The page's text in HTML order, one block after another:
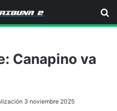
Canapino va
3 noviembre 2025